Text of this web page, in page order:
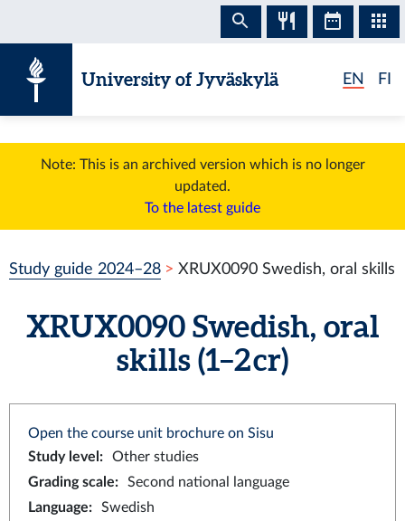
University of Jyväskylä EN FI
Note: This is an archived version which is no longer
updated.
To the latest guide
Study guide 2024–28 XRUX0090 Swedish, oral skills
XRUX0090 Swedish, oral
skills (1–2 cr)
Open the course unit brochure on Sisu
Study level :
Other studies
Grading scale:
Second national language
Language:
Swedish